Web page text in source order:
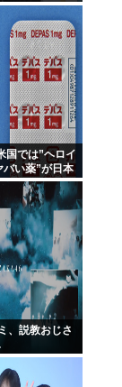
国では”ヘロイ
バい薬”が日本
れてる」
、説教おじさ